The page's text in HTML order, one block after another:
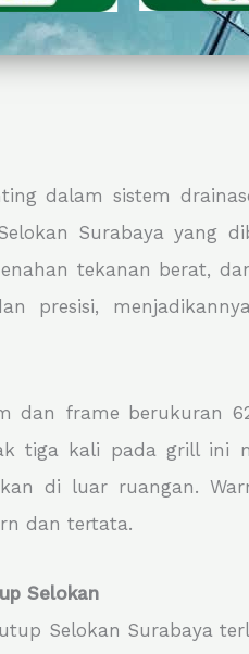
dalam sistem
Surabaya yang
tekanan berat,
presisi,
dan frame berukuran
tiga kali pada grill ini
di luar ruangan.
dan tertata.
Selokan
Selokan Surabaya